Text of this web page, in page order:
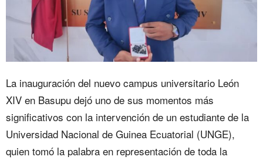
La inauguración del nuevo campus universitario León
XIV en Basupu dejó uno de sus momentos más
significativos con la intervención de un estudiante de la
Universidad Nacional de Guinea Ecuatorial (UNGE),
quien tomó la palabra en representación de toda la